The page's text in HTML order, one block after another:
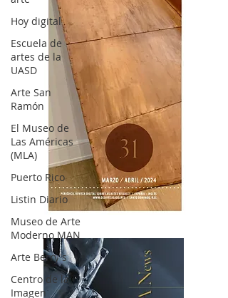
Hoy digital
Escuela de
artes de la
UASD
Arte San
Ramón
El Museo de
Las Américas
(MLA)
Puerto Rico
Listin Diario
Museo de Arte
Moderno MAN
Arte Berry's
Centro de la
Imagen
OCA|News 31 / Marzo-Abril / 2024